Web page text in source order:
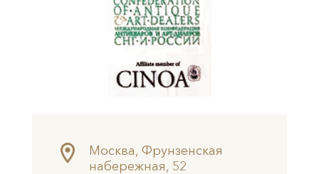
Москва, Фрунзенская
набережная, 52